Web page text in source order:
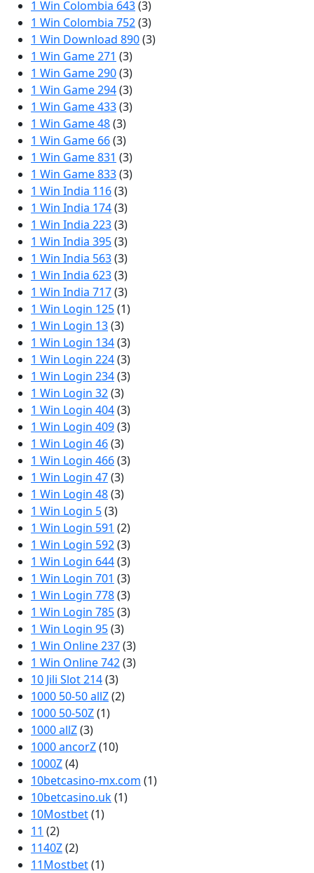
1 Win Colombia 643(3)
1 Win Colombia 752(3)
1 Win Download 890(3)
1 Win Game 271 (3)
1 Win Game 290(3)
1 Win Game 294(3)
1 Win Game 433(3)
1 Win Game 48(3)
1 Win Game 66(3)
1 Win Game 831 (3)
1 Win Game 833(3)
1 Win India 116(3)
1 Win India 174(3)
1 Win India 223(3)
1 Win India 395(3)
1 Win India 563(3)
1 Win India 623(3)
1 Win India 717(3)
1 Win Login 125(1)
1 Win Login 13(3)
1 Win Login 134(3)
1 Win Login 224(3)
1 Win Login 234(3)
1 Win Login 32(3)
1 Win Login 404(3)
1 Win Login 409(3)
1 Win Login 46(3)
1 Win Login 466(3)
1 Win Login 47(3)
1 Win Login 48(3)
1 Win Login 5(3)
1 Win Login 591 (2)
1 Win Login 592(3)
1 Win Login 644(3)
1 Win Login 701 (3)
1 Win Login 778(3)
1 Win Login 785(3)
1 Win Login 95(3)
1 Win Online 237(3)
1 Win Online 742(3)
10 Jili Slot 214(3)
1000 50-50 allZ(2)
1000 50-50Z(1)
1000 allZ(3)
1000 ancorZ(10)
1000Z(4)
10betcasino-mx.com (1)
10betcasino.uk(1)
10Mostbet(1)
11 (2)
1140Z(2)
11Mostbet(1)